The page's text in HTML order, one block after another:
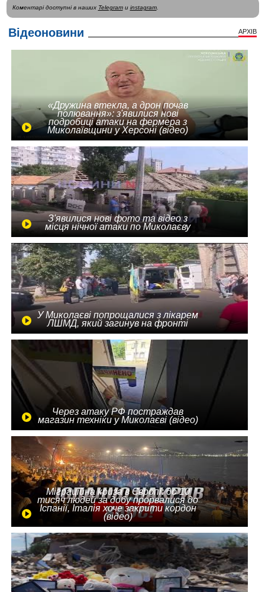
Коментарі доступні в наших Telegramи instagram.
Відеоновини АРХІВ
«Дружина втекла, а дрон почав
полювання»: з'явилися нові
подробиці атаки на фермера з
Миколаївщини у Херсоні (відео)
З'явилися нові фото та відео з
місця нічної атаки по Миколаєву
У Миколаєві попрощалися з лікарем
ЛШМД, який загинув на фронті
Через атаку РФ постраждав
магазин техніки у Миколаєві (відео)
Міграційна криза в Європі: до 10
тисяч людей за добу прорвалися до
Іспанії, Італія хоче закрити кордон
(відео)